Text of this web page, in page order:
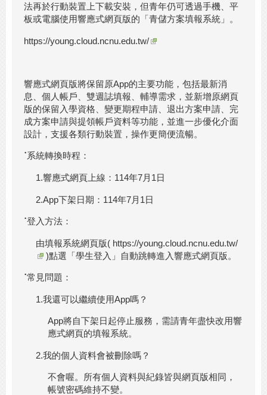
法再於行動裝置上下載安裝，但青年仍可透過手機、平
板或電腦使用響應式網頁版的「青儲方案填報系統」。
https://young.cloud.ncnu.edu.tw/
響應式網頁版將保留原App的主要功能，包括最新消
息、個人帳戶、雙週誌填報、輔導需求，並新增原網頁
版的保留入學資格、變更期程申請、退出方案申請、完
成方案申請與提領帳戶資料等功能，並進一步優化介面
設計，支援各類行動裝置，操作更簡便流暢。
˙系統轉換時程：
1.響應式網頁上線：114年7月1日
2.App下架日期：114年7月1日
˙登入方法：
由填報系統網頁版( https://young.cloud.ncnu.edu.tw/
)點選「學生登入」自動跳轉進入響應式網頁版。
˙常見問題：
1.我還可以繼續使用App嗎？
App將自下架日起停止服務，需請青年盡快改用響
應式網頁的填報系統。
2.我的個人資料會被刪除嗎？
不會喔。所有個人資料與紀錄皆與網頁版相同，
帳號密碼維持不變。